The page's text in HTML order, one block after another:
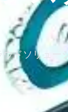
ドソリュー